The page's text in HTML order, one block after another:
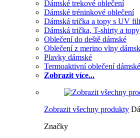
Dámské trekové oblečení
Dámské tréninkové oblečení
Dámská trička a topy s UV
Dámská trička, T-shirty a topy
Oblečení do deště dámské
Oblečení z merino vlny
Plavky dámské
Termoaktivní oblečení dámské
Zobrazit více...
Zobrazit všechny produkty
Značky